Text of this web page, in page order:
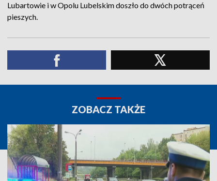
Lubartowie i w Opolu Lubelskim doszło do dwóch potrąceń
pieszych.
ZOBACZ TAKŻE